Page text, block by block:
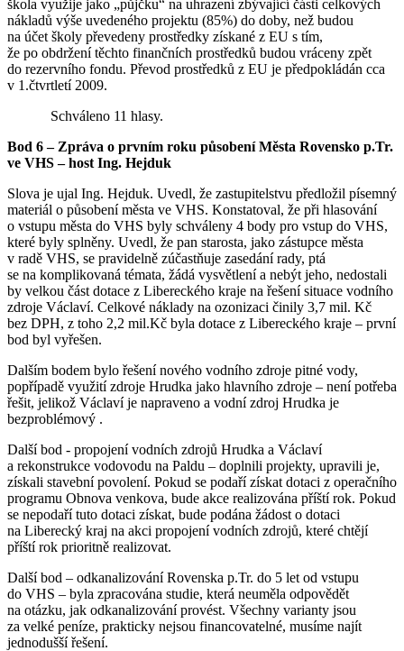
škola využije jako „půjčku“ na uhrazení zbývající části celkových
nákladů výše uvedeného projektu (85%) do doby, než budou
na účet školy převedeny prostředky získané z EU s tím,
že po obdržení těchto finančních prostředků budou vráceny zpět
do rezervního fondu. Převod prostředků z EU je předpokládán cca
v 1.čtvrtletí 2009.
Schváleno 11 hlasy.
Bod 6 – Zpráva o prvním roku působení Města Rovensko p.Tr.
ve VHS – host Ing. Hejduk
Slova je ujal Ing. Hejduk. Uvedl, že zastupitelstvu předložil písemný
materiál o působení města ve VHS. Konstatoval, že při hlasování
o vstupu města do VHS byly schváleny 4 body pro vstup do VHS,
které byly splněny. Uvedl, že pan starosta, jako zástupce města
v radě VHS, se pravidelně zúčastňuje zasedání rady, ptá
se na komplikovaná témata, žádá vysvětlení a nebýt jeho, nedostali
by velkou část dotace z Libereckého kraje na řešení situace vodního
zdroje Václaví. Celkové náklady na ozonizaci činily 3,7 mil. Kč
bez DPH, z toho 2,2 mil.Kč byla dotace z Libereckého kraje – první
bod byl vyřešen.
Dalším bodem bylo řešení nového vodního zdroje pitné vody,
popřípadě využití zdroje Hrudka jako hlavního zdroje – není potřeba
řešit, jelikož Václaví je napraveno a vodní zdroj Hrudka je
bezproblémový .
Další bod - propojení vodních zdrojů Hrudka a Václaví
a rekonstrukce vodovodu na Paldu – doplnili projekty, upravili je,
získali stavební povolení. Pokud se podaří získat dotaci z operačního
programu Obnova venkova, bude akce realizována příští rok. Pokud
se nepodaří tuto dotaci získat, bude podána žádost o dotaci
na Liberecký kraj na akci propojení vodních zdrojů, které chtějí
příští rok prioritně realizovat.
Další bod – odkanalizování Rovenska p.Tr. do 5 let od vstupu
do VHS – byla zpracována studie, která neuměla odpovědět
na otázku, jak odkanalizování provést. Všechny varianty jsou
za velké peníze, prakticky nejsou financovatelné, musíme najít
jednodušší řešení.